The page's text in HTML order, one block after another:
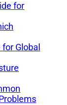
for
Global